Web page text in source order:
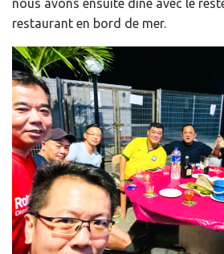
nous avons ensuite dîné avec le
restaurant en bord de mer.